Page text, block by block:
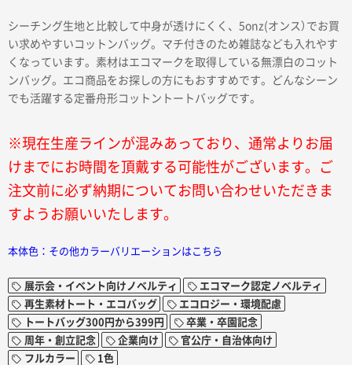
シーチング生地と比較して中身が透けにくく、5onz(オンス）でお買
い求めやすいコットンバッグ。マチ付きのため雑誌なども入れやす
くなっています。素材はエコマークを取得している無漂白のコット
ンバッグ。エコ商品をお探しの方にもおすすめです。どんなシーン
でも活躍する定番舟形コットントートバッグです。
※現在生産ラインが混みあっており、通常よりお届
けまでにお時間を頂戴する可能性がございます。ご
注文前に必ず納期についてお問い合わせいただきま
すようお願いいたします。
本体色：その他カラーバリエーションはこちら
展示会・イベント向けノベルティ
エコマーク認定ノベルティ
再生素材トート・エコバッグ
エコロジー・環境配慮
トートバッグ300円から399円
卒業・卒園記念
周年・創立記念
企業向け
官公庁・自治体向け
フルカラー
1色